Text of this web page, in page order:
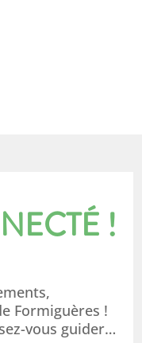
!
Formiguères !
vous guider…